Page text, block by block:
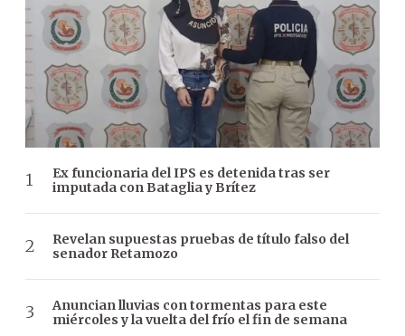
Ex funcionaria del IPS es detenida tras ser
imputada con Bataglia y Brítez
Revelan supuestas pruebas de título falso del
senador Retamozo
Anuncian lluvias con tormentas para este
miércoles y la vuelta del frío el fin de semana